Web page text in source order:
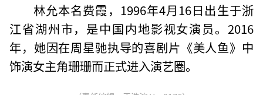
林允本名费霞，1996年4月16日出生于浙
江省湖州市，是中国内地影视女演员。2016
年，她因在周星驰执导的喜剧片《美人鱼》中
饰演女主角珊珊而正式进入演艺圈。